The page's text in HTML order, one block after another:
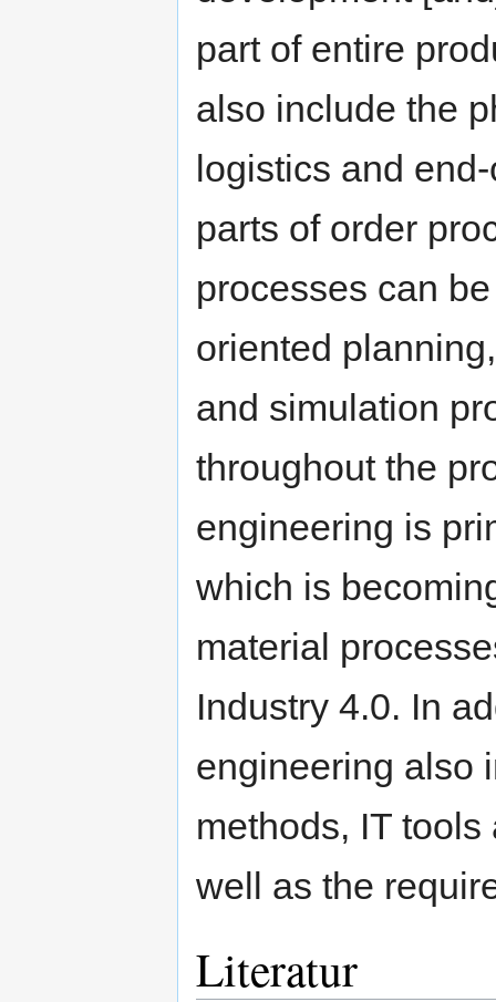
part of entire
also include the
logistics and
parts of order
processes can
oriented
and simulation
throughout the
engineering is
which is
material
Industry 4.0. In
engineering also
methods, IT
well as the
Literatur